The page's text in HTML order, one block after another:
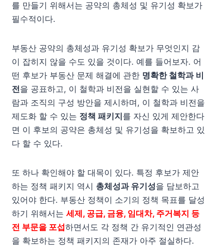
를 만들기 위해서는 공약의 총체성 및 유기성 확보가
필수적이다.
부동산 공약의 총체성과 유기성 확보가 무엇인지 감
이 잡히지 않을 수도 있을 것이다. 예를 들어보자. 어
떤 후보가 부동산 문제 해결에 관한 명확한 철학과 비
전을 공표하고, 이 철학과 비전을 실현할 수 있는 사
람과 조직의 구성 방안을 제시하며, 이 철학과 비전을
제도화 할 수 있는 정책 패키지 를 자신 있게 제안한다
면 이 후보의 공약은 총체성 및 유기성을 확보하고 있
다 할 수 있다.
또 하나 확인해야 할 대목이 있다. 특정 후보가 제안
하는 정책 패키지 역시 총체성과 유기성을 담보하고
있어야 한다. 부동산 정책이 소기의 정책 목표를 달성
하기 위해서는 세제, 공급, 금융, 임대차, 주거복지 등
전 부문을 포섭하면서도 각 정책 간 유기적인 연관성
을 확보하는 정책 패키지의 존재가 아주 절실하다.